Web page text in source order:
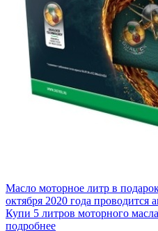
Масло моторное литр в
октября 2020 года проводится
Купи 5 литров моторного
подробнее